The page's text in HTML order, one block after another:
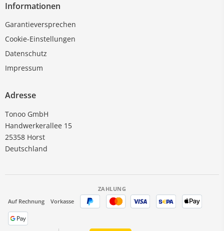
Informationen
Garantieversprechen
Cookie-Einstellungen
Datenschutz
Impressum
Adresse
Tonoo GmbH
Handwerkerallee 15
25358 Horst
Deutschland
ZAHLUNG
Auf Rechnung
Vorkasse